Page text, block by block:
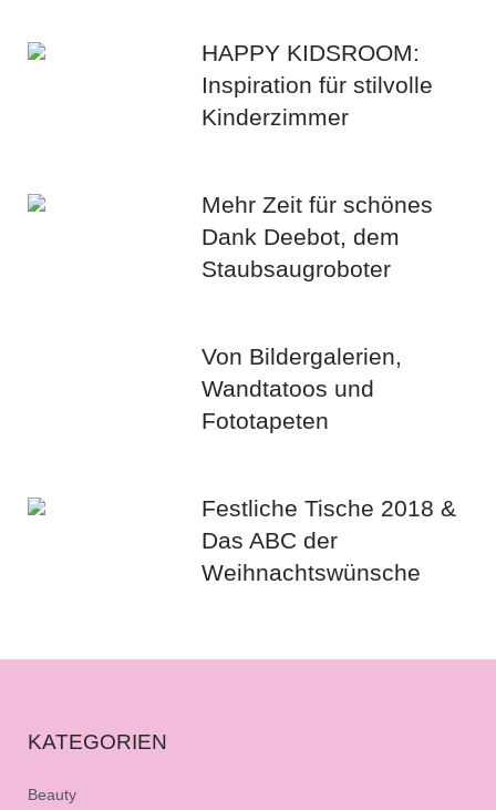
HAPPY KIDSROOM:
Inspiration für stilvolle
Kinderzimmer
Mehr Zeit für schönes
Dank Deebot, dem
Staubsaugroboter
Von Bildergalerien,
Wandtatoos und
Fototapeten
Festliche Tische 2018 &
Das ABC der
Weihnachtswünsche
KATEGORIEN
Beauty